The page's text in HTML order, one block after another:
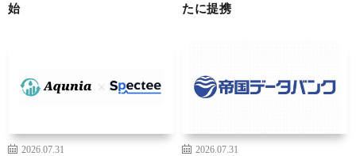
始
たに提携
2026.07.31
2026.07.31